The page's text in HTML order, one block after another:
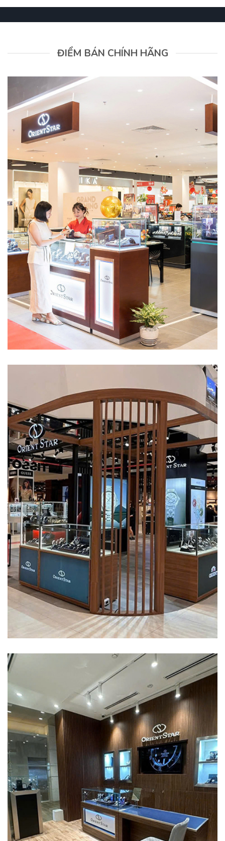
ĐIỂM BÁN CHÍNH HÃNG